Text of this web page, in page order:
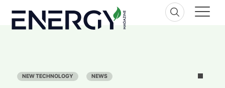
content
NEW TECHNOLOGY NEWS